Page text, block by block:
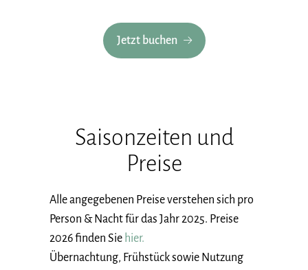
Jetzt buchen
Saisonzeiten und
Preise
Alle angegebenen Preise verstehen sich pro
Person & Nacht für das Jahr 2025. Preise
2026 finden Sie hier.
Übernachtung, Frühstück sowie Nutzung